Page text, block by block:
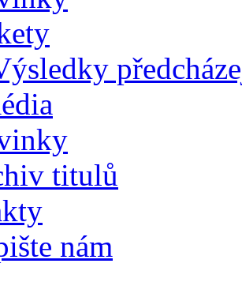
titulů
nám